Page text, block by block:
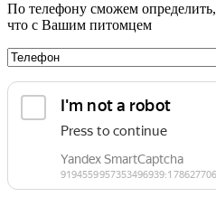
По телефону сможем определить,
что с Вашим питомцем